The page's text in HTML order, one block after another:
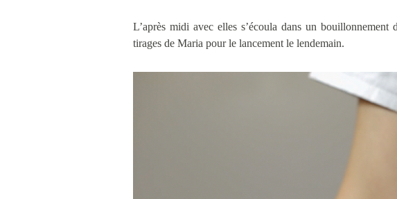
L’après midi avec elles s’écoula dans un bouillonnement
tirages de Maria pour le lancement le lendemain.